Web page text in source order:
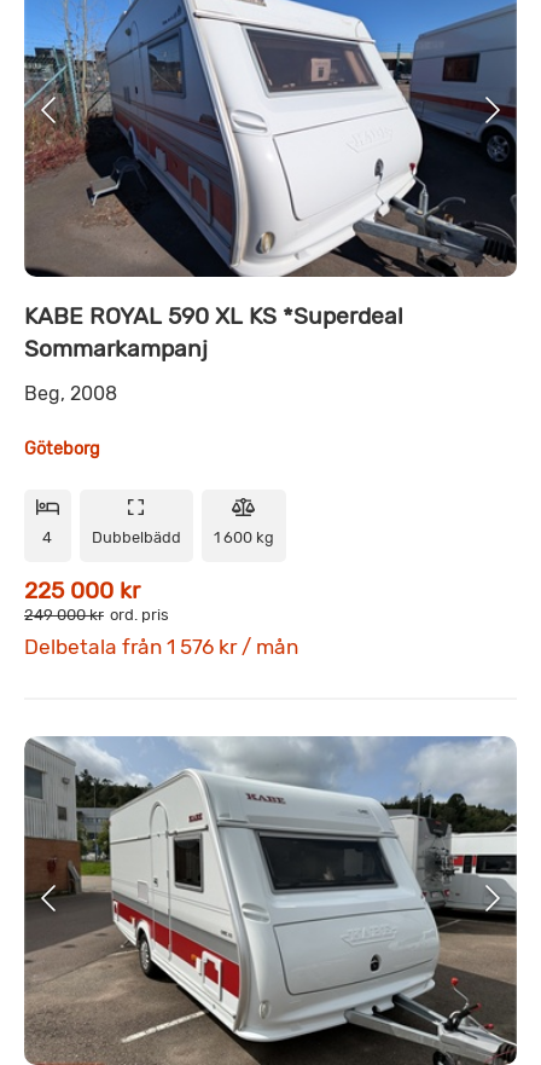
KABE ROYAL 590 XL KS *Superdeal
Sommarkampanj
Beg, 2008
Göteborg
4 Dubbelbädd 1 600 kg
225 000 kr
249 000 kr ord. pris
Delbetala från 1 576 kr / mån